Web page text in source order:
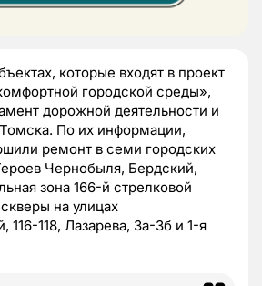
которые входят в проект
городской среды»,
дорожной деятельности и
По их информации,
ремонт в семи городских
Чернобыля, Бердский,
зона 166-й стрелковой
на улицах
116-118, Лазарева, 3а-3б и 1-я